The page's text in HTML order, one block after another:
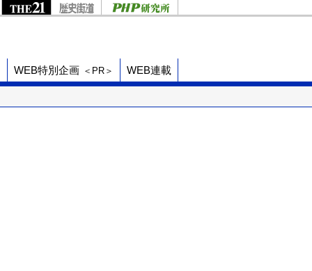
WEB特別企画 ＜PR＞ WEB連載